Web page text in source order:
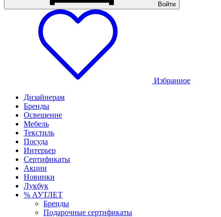
Войти
Избранное
Дизайнерам
Бренды
Освещение
Мебель
Текстиль
Посуда
Интерьер
Сертификаты
Акции
Новинки
Лукбук
% АУТЛЕТ
Бренды
Подарочные сертификаты